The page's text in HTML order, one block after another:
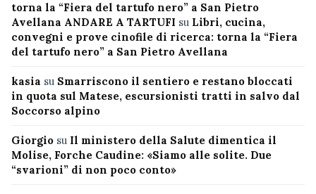
torna la “Fiera del tartufo nero” a San Pietro
Avellana ANDARE A TARTUFI su Libri, cucina,
convegni e prove cinofile di ricerca: torna la “Fiera
del tartufo nero” a San Pietro Avellana
kasia su Smarriscono il sentiero e restano bloccati
in quota sul Matese, escursionisti tratti in salvo dal
Soccorso alpino
Giorgio su Il ministero della Salute dimentica il
Molise, Forche Caudine: «Siamo alle solite. Due
“svarioni” di non poco conto»